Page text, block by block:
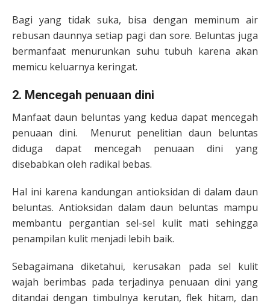
Bagi yang tidak suka, bisa dengan meminum air
rebusan daunnya setiap pagi dan sore. Beluntas juga
bermanfaat menurunkan suhu tubuh karena akan
memicu keluarnya keringat.
2. Mencegah penuaan dini
Manfaat daun beluntas yang kedua dapat mencegah
penuaan dini. Menurut penelitian daun beluntas
diduga dapat mencegah penuaan dini yang
disebabkan oleh radikal bebas.
Hal ini karena kandungan antioksidan di dalam daun
beluntas. Antioksidan dalam daun beluntas mampu
membantu pergantian sel-sel kulit mati sehingga
penampilan kulit menjadi lebih baik.
Sebagaimana diketahui, kerusakan pada sel kulit
wajah berimbas pada terjadinya penuaan dini yang
ditandai dengan timbulnya kerutan, flek hitam, dan